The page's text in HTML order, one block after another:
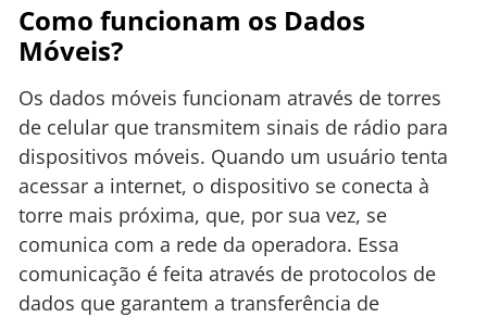
Como funcionam os Dados
Móveis?
Os dados móveis funcionam através de torres
de celular que transmitem sinais de rádio para
dispositivos móveis. Quando um usuário tenta
acessar a internet, o dispositivo se conecta à
torre mais próxima, que, por sua vez, se
comunica com a rede da operadora. Essa
comunicação é feita através de protocolos de
dados que garantem a transferência de